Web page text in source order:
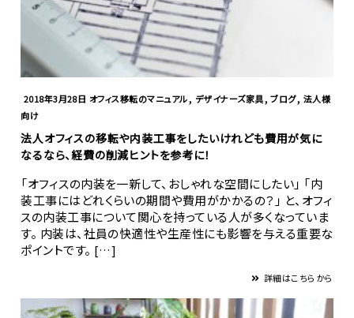
2018年3月28日 オフィス移転のマニュアル, デザイナーズ家具,ブログ, 法人様
向け
法人オフィスの移転や内装工事をしたいけれども費用が気に
なるなら、経費の削減ヒントを参考に！
「オフィスの内装を一新して、おしゃれな空間にしたい」 「内
装工事にはどれくらいの期間や費用がかかるの？」 と、オフィ
スの内装工事について関心を持っている人が多くなっていま
す。 内装は、社員の快適性や生産性にも影響を与える重要な
ポイントです。 […]
詳細はこちらから